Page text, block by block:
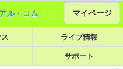
ル・コム マイページ
ライブ情報
サポート